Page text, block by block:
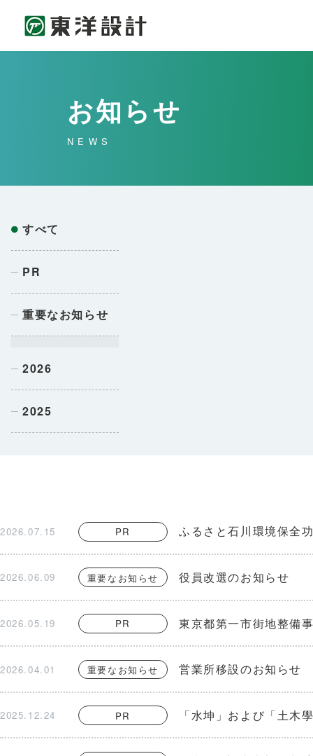
お知らせ
NEWS
すべて
PR
重要なお知らせ
2026
2025
2026.07.15 PR ふるさと石川環境保全
2026.06.09 重要なお知らせ 役員改選のお知らせ
2026.05.19 PR 東京都第一市街地整備
2026.04.01 重要なお知らせ 営業所移設のお知らせ
2025.12.24 PR 「水坤」および「土木